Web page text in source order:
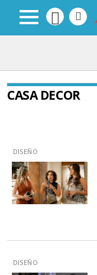
CASA DECOR
DISEÑO
DISEÑO